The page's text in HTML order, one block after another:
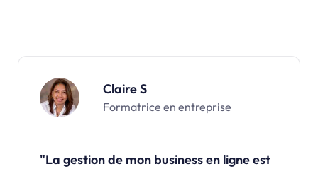
Claire S
Formatrice en entreprise
"La gestion de mon business en ligne est